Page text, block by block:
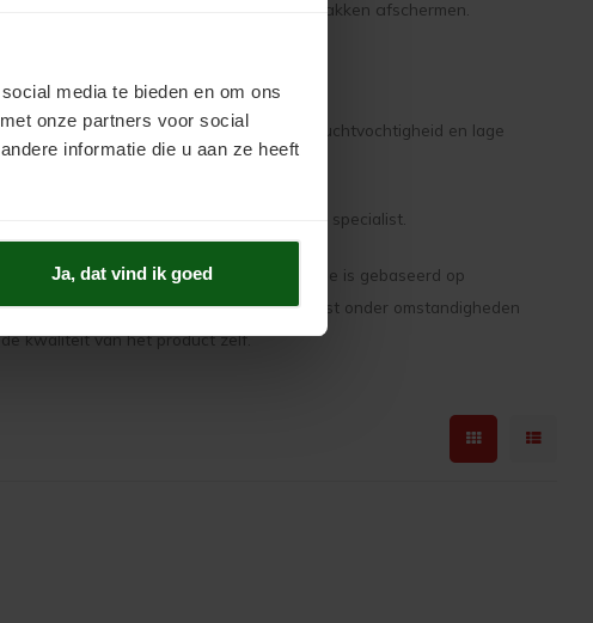
media te bieden en om ons
onze partners voor social
informatie die u aan ze heeft
Ja, dat vind ik goed
houden. Niet te behandelen oppervlakken afschermen.
en aangebrachte laagdikte. Hoge luchtvochtigheid en lage
neem gerust contact op met onze Keim specialist.
te wijzigen. Voorgenoemde informatie is gebaseerd op
Omdat het product veelal wordt toegepast onder omstandigheden
kwaliteit van het product zelf.